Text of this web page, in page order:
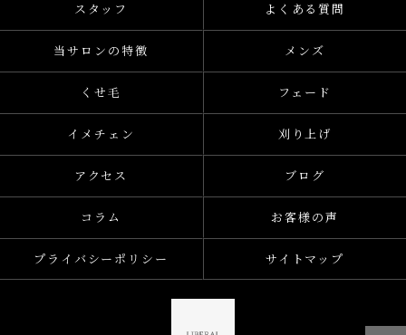
スタッフ よくある質問
当サロンの特徴 メンズ
くせ毛 フェード
イメチェン 刈り上げ
アクセス ブログ
コラム お客様の声
プライバシーポリシー サイトマップ